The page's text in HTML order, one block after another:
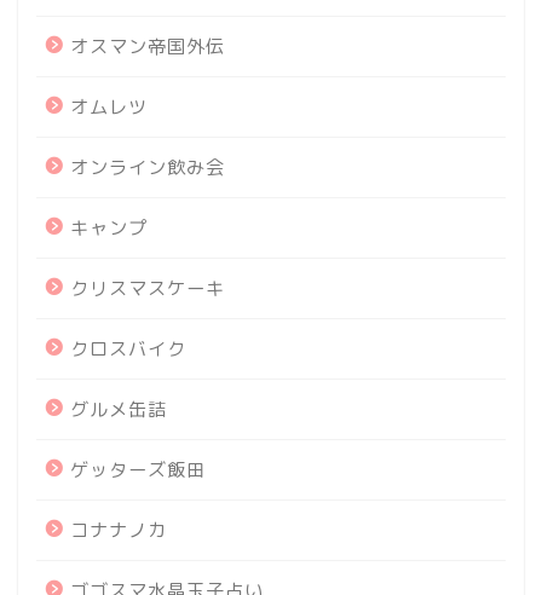
オスマン帝国外伝
オムレツ
オンライン飲み会
キャンプ
クリスマスケーキ
クロスバイク
グルメ缶詰
ゲッターズ飯田
コナナノカ